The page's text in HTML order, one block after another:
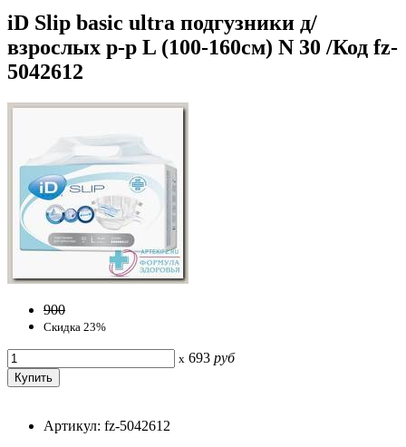
iD Slip basic ultra подгузники д/
взрослых р-р L (100-160см) N 30 /Код fz-
5042612
900
Скидка 23%
x 693 руб
Артикул: fz-5042612